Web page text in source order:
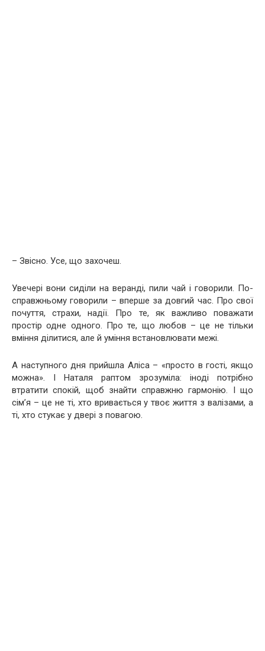
– Звісно. Усе, що захочеш.
Увечері вони сиділи на веранді, пили чай і говорили. По-
справжньому говорили – вперше за довгий час. Про свої
почуття, страхи, надії. Про те, як важливо поважати
простір одне одного. Про те, що любов – це не тільки
вміння ділитися, але й уміння встановлювати межі.
А наступного дня прийшла Аліса – «просто в гості, якщо
можна». І Наталя раптом зрозуміла: іноді потрібно
втратити спокій, щоб знайти справжню гармонію. І що
сім’я – це не ті, хто вривається у твоє життя з валізами, а
ті, хто стукає у двері з повагою.